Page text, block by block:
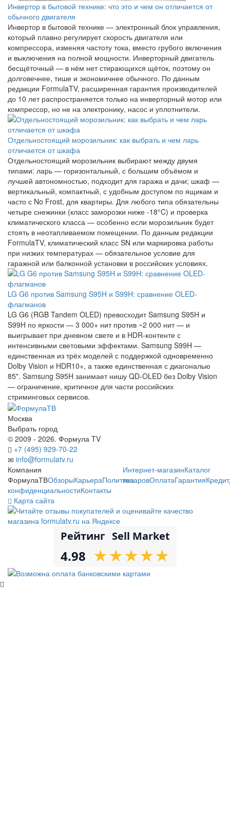
Инвертор в бытовой технике: что это и чем он отличается от
обычного двигателя
Инвертор в бытовой технике — электронный блок управления,
который плавно регулирует скорость двигателя или
компрессора, изменяя частоту тока, вместо грубого включения
и выключения на полной мощности. Инверторный двигатель
бесщёточный — в нём нет стирающихся щёток, поэтому он
долговечнее, тише и экономичнее обычного. По данным
редакции FormulaTV, расширенная гарантия производителей
до 10 лет распространяется только на инверторный мотор или
компрессор, но не на электронику, насос и уплотнители.
Отдельностоящий морозильник: как выбрать и чем ларь
отличается от шкафа
Отдельностоящий морозильник выбирают между двумя
типами: ларь — горизонтальный, с большим объёмом и
лучшей автономностью, подходит для гаража и дачи; шкаф —
вертикальный, компактный, с удобным доступом по ящикам и
часто с No Frost, для квартиры. Для любого типа обязательны
четыре снежинки (класс заморозки ниже -18°C) и проверка
климатического класса — особенно если морозильник будет
стоять в неотапливаемом помещении. По данным редакции
FormulaTV, климатический класс SN или маркировка работы
при низких температурах — обязательное условие для
гаражной или балконной установки в российских условиях.
LG G6 против Samsung S95H и S99H: сравнение OLED-
флагманов
LG G6 (RGB Tandem OLED) превосходит Samsung S95H и
S99H по яркости — 3 000+ нит против ~2 000 нит — и
выигрывает при дневном свете и в HDR-контенте с
интенсивными световыми эффектами. Samsung S99H —
единственная из трёх моделей с поддержкой одновременно
Dolby Vision и HDR10+, а также единственная с диагональю
85". Samsung S95H занимает нишу QD-OLED без Dolby Vision
— ограничение, критичное для части российских
стриминговых сервисов.
Москва
Выбрать город
© 2009 - 2026. Формула TV
+7 (495) 929-70-22
info@formulatv.ru
Компания
ФормулаТВОбзорыКарьераПолитика
конфиденциальностиКонтакты
Интернет-магазинКаталог
товаровОплатаГарантияКредит
Карта сайта
Рейтинг Sell Market
4.98 ★
★★
★★
★★
★★
★